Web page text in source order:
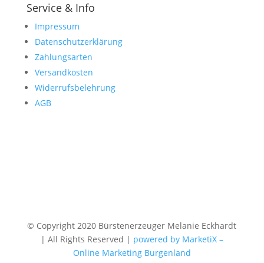
Service & Info
Impressum
Datenschutzerklärung
Zahlungsarten
Versandkosten
Widerrufsbelehrung
AGB
© Copyright 2020 Bürstenerzeuger Melanie Eckhardt
| All Rights Reserved | powered by MarketiX –
Online Marketing Burgenland